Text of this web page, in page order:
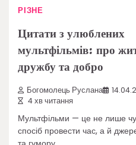
РІЗНЕ
Цитати з улюблених
мультфільмів: про
дружбу та добро
Богомолець Руслана
4 хв читання
Мультфільми — це не лише
спосіб провести час, а й